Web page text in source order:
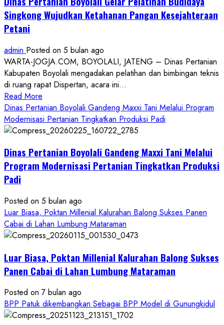
Singkong Wujudkan Ketahanan Pangan Kesejahteraan
Petani
admin Posted on 5 bulan ago
WARTA-JOGJA.COM, BOYOLALI, JATENG – Dinas Pertanian
Kabupaten Boyolali mengadakan pelatihan dan bimbingan teknis
di ruang rapat Dispertan, acara ini...
Read More
more
about
Dinas
Boyolali
Gelar
Singkong
Wujudkan
Ketahanan
Pangan
Petani
Dinas Pertanian Boyolali Gandeng Maxxi Tani Melalui Program
Modernisasi Pertanian Tingkatkan Produksi Padi
Dinas Pertanian Boyolali Gandeng Maxxi Tani Melalui
Program Modernisasi Pertanian Tingkatkan Produksi
Padi
Posted on 5 bulan ago
Luar Biasa, Poktan Millenial Kalurahan Balong Sukses Panen
Cabai di Lahan Lumbung Mataraman
Luar Biasa, Poktan Millenial Kalurahan Balong Sukses
Panen Cabai di Lahan Lumbung Mataraman
Posted on 7 bulan ago
BPP Patuk dikembangkan Sebagai BPP Model di Gunungkidul